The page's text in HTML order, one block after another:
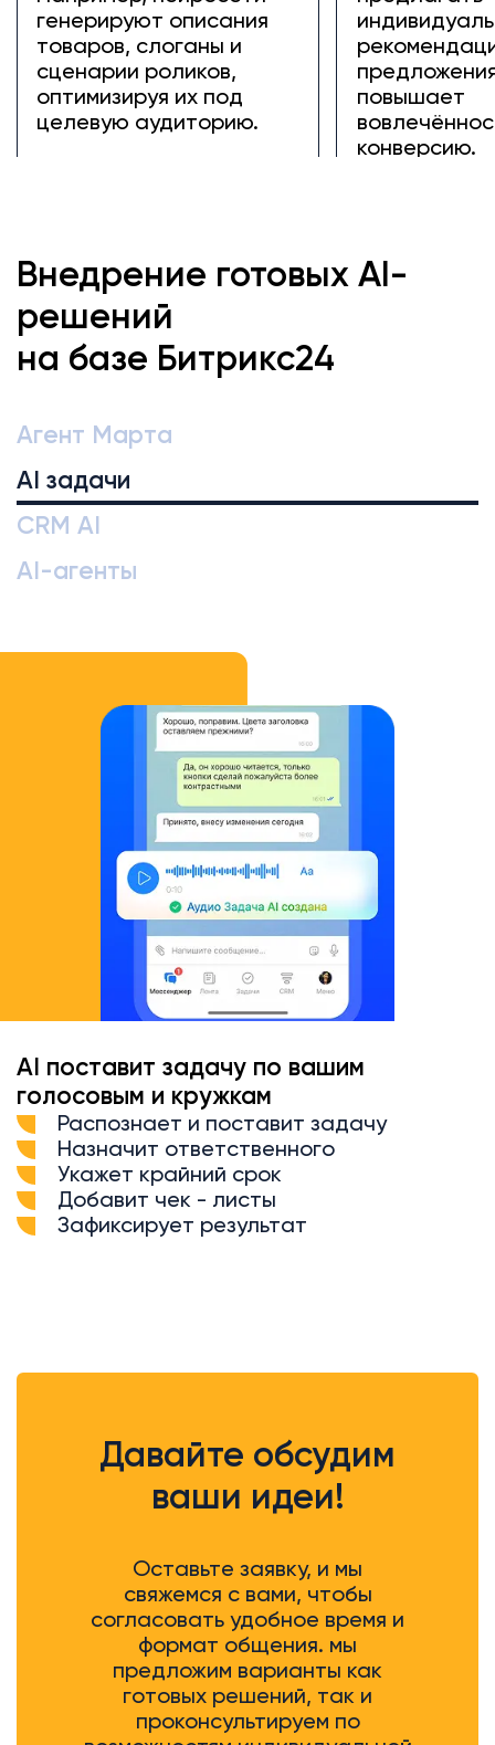
генерируют описания
товаров, слоганы и
сценарии роликов,
оптимизируя их под
целевую аудиторию.
повышает
конверсию.
Внедрение готовых AI-
решений
на базе Битрикс24
Агент Марта
AI задачи
CRM AI
AI-агенты
AI поставит задачу по вашим
голосовым и кружкам
Распознает и поставит задачу
Назначит ответственного
Укажет крайний срок
Добавит чек - листы
Зафиксирует результат
Давайте обсудим
ваши идеи!
Оставьте заявку, и мы
свяжемся с вами, чтобы
согласовать удобное время и
формат общения. мы
предложим варианты как
готовых решений, так и
проконсультируем по